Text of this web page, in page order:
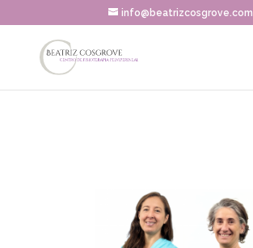
info@beatrizcosgrove.com